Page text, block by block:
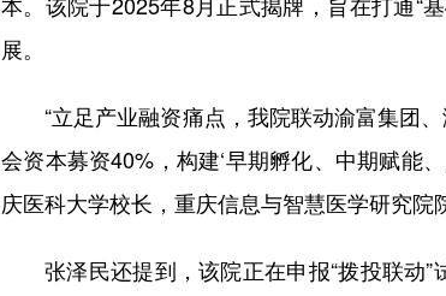
展。
“立足产业融资痛点，我院联动渝富集团
会资本募资40%，构建‘早期孵化、中期赋能
庆医科大学校长，重庆信息与智慧医学研究院
张泽民还提到，该院正在申报“拨投联动